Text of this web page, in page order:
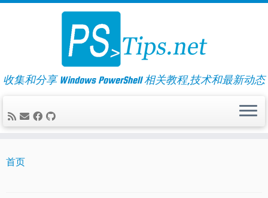
Skip
收集和分享 Windows PowerShell 相关教程,技术和最新动态
首页